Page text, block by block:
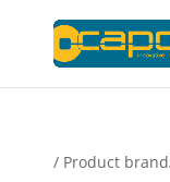
/ Product